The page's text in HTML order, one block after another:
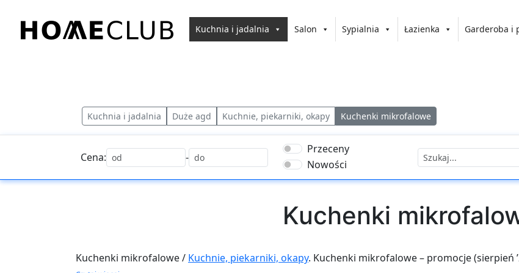
treści
Kuchnia i jadalnia Salon Sypialnia Łazienka Garderoba i
Kuchnia i jadalnia Duże agd Kuchnie, piekarniki, okapy Kuchenki mikrofalowe
Cena: -
Przeceny
Nowości
Kuchenki
Kuchenki mikrofalowe / Kuchnie, piekarniki, okapy. Kuchenki mikrofalowe – promocje (sierpień